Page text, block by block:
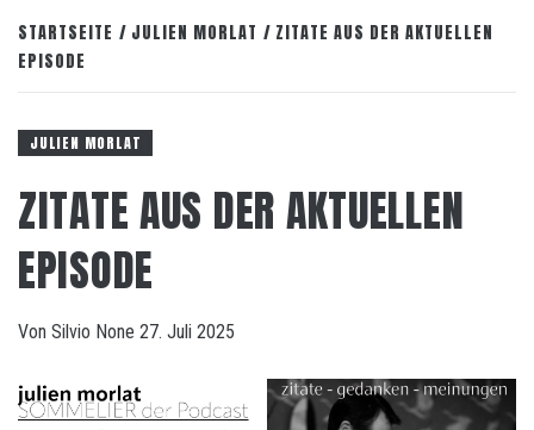
STARTSEITE JULIEN MORLAT
ZITATE AUS DER AKTUELLEN
EPISODE
JULIEN MORLAT
ZITATE AUS DER AKTUELLEN
EPISODE
Von Silvio None 27. Juli 2025